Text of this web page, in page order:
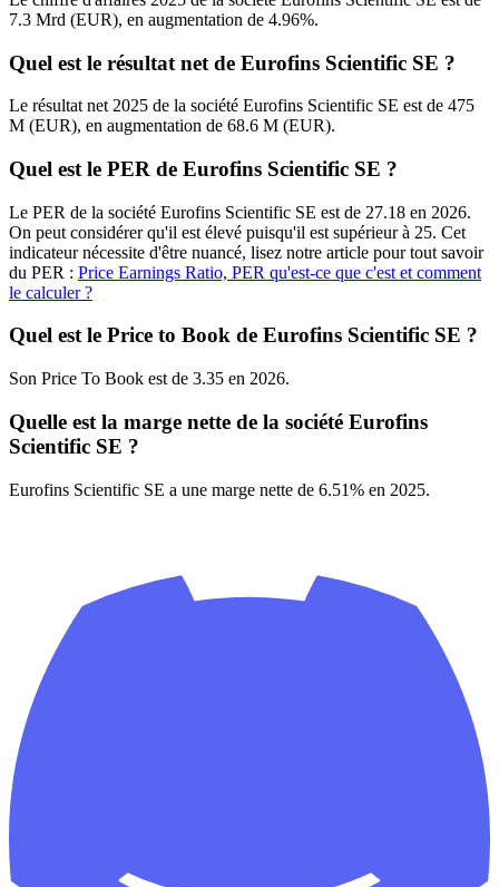
7.3 Mrd (EUR), en augmentation de 4.96%.
Quel est le résultat net de Eurofins Scientific SE ?
Le résultat net 2025 de la société Eurofins Scientific SE est de 475
M (EUR), en augmentation de 68.6 M (EUR).
Quel est le PER de Eurofins Scientific SE ?
Le PER de la société Eurofins Scientific SE est de 27.18 en 2026.
On peut considérer qu'il est élevé puisqu'il est supérieur à 25. Cet
indicateur nécessite d'être nuancé, lisez notre article pour tout savoir
du PER : Price Earnings Ratio, PER qu'est-ce que c'est et comment
le calculer ?
Quel est le Price to Book de Eurofins Scientific SE ?
Son Price To Book est de 3.35 en 2026.
Quelle est la marge nette de la société Eurofins
Scientific SE ?
Eurofins Scientific SE a une marge nette de 6.51% en 2025.